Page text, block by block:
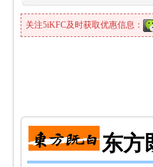
关注5iKFC及时获取优惠信息：
东方